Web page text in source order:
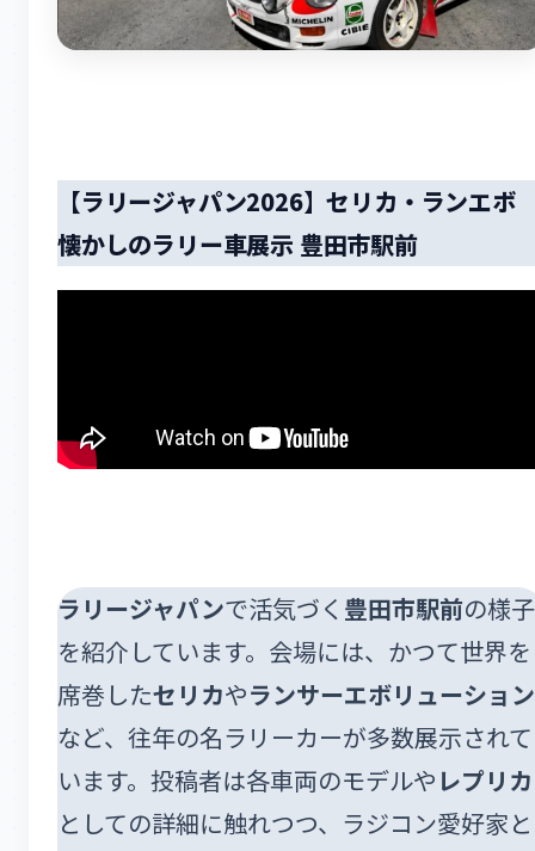
【ラリージャパン2026】セリカ・ランエ
懐かしのラリー車展示 豊田市駅前
ラリージャパンで活気づく 豊田市駅前の様子
を紹介しています。会場には、かつて世界を
席巻したセリカやランサーエボリューション
など、往年の名ラリーカーが多数展示されて
います。投稿者は各車両のモデルや レプリカ
としての詳細に触れつつ、ラジコン愛好家と